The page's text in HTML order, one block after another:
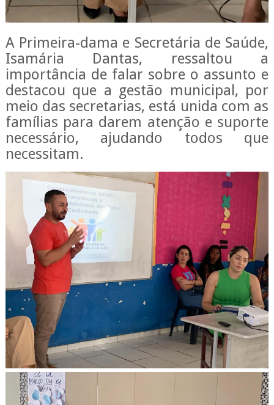
A Primeira-dama e Secretária de Saúde,
Isamária Dantas, ressaltou a
importância de falar sobre o assunto e
destacou que a gestão municipal, por
meio das secretarias, está unida com as
famílias para darem atenção e suporte
necessário, ajudando todos que
necessitam.